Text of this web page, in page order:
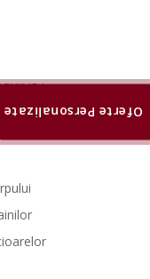
Oferte Personalizate